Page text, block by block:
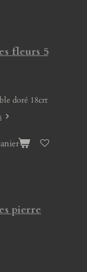
fleurs 5
doré 18crt
pierre